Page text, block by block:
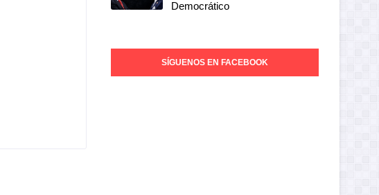
Democrático
SÍGUENOS EN FACEBOOK